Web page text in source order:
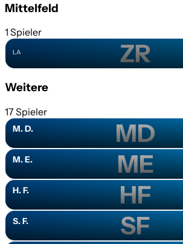
Mittelfeld
1 Spieler
ZR
Z. R.
LA
Weitere
17 Spieler
MD
M. D.
ME
M. E.
HF
H. F.
SF
S. F.